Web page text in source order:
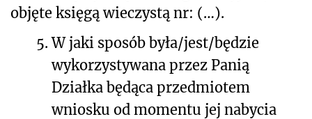
objęte księgą wieczystą nr: (…).
5. W jaki sposób była/jest/będzie
wykorzystywana przez Panią
Działka będąca przedmiotem
wniosku od momentu jej nabycia